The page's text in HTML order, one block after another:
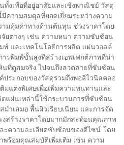
ทั้งเพื่อที่อยู่อาศัยและเชิงพาณิชย์ วัสดุ
ความสมดุลที่ยอดเยี่ยมระหว่างความ
มคุ้มค่าทางด้านต้นทุน ช่วงราคาโดย
ยต่างๆ เช่น ความหนา ความซับซ้อน
และเทคโนโลยีการผลิต แผ่นวอลล์
ารพิมพ์ขั้นสูงที่สร้างเอฟเฟกต์ภาพที่น่า
ที่ดูสมจริง ไปจนถึงลวดลายที่ซับซ้อน
ประกอบของวัสดุรวมถึงพอลิไวนิลคลอ
แต่งพิเศษเพื่อเพิ่มความทนทานและ
แผ่นเหล่านี้ใช้กระบวนการที่ซับซ้อน
ม่ำเสมอ พื้นผิวเรียบเนียน และการจัด
สร้างราคาโดยมากมักสะท้อนคุณภาพ
ะความละเอียดซับซ้อนของดีไซน์ โดย
พร้อมคุณสมบัติเพิ่มเติม เช่น ความ